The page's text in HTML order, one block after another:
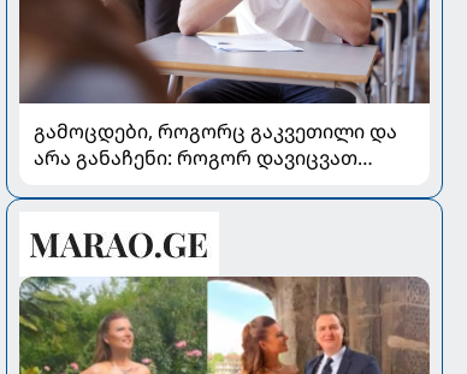
გამოცდები, როგორც გაკვეთილი და
არა განაჩენი: როგორ დავიცვათ